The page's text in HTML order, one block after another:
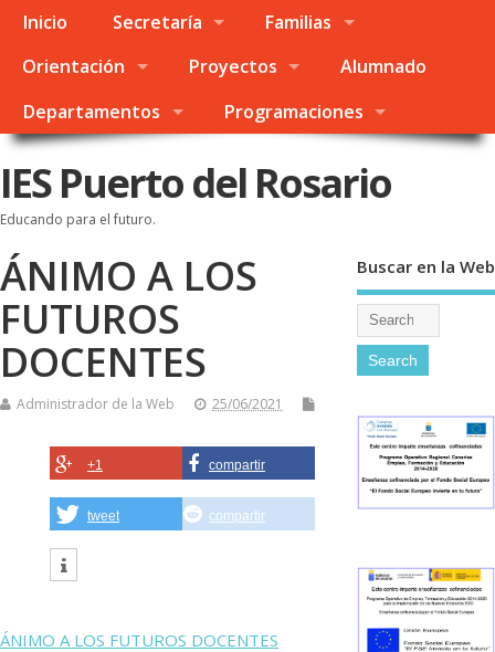
Inicio Secretaría
Familias
Orientación
Proyectos
Alumnado
Departamentos
Programaciones
IES Puerto del Rosario
Educando para el futuro.
ÁNIMO A LOS
FUTUROS
DOCENTES
Administrador de la Web 25/06/2021
+1 compartir
tweet compartir
ÁNIMO A LOS FUTUROS DOCENTES
Buscar en la Web